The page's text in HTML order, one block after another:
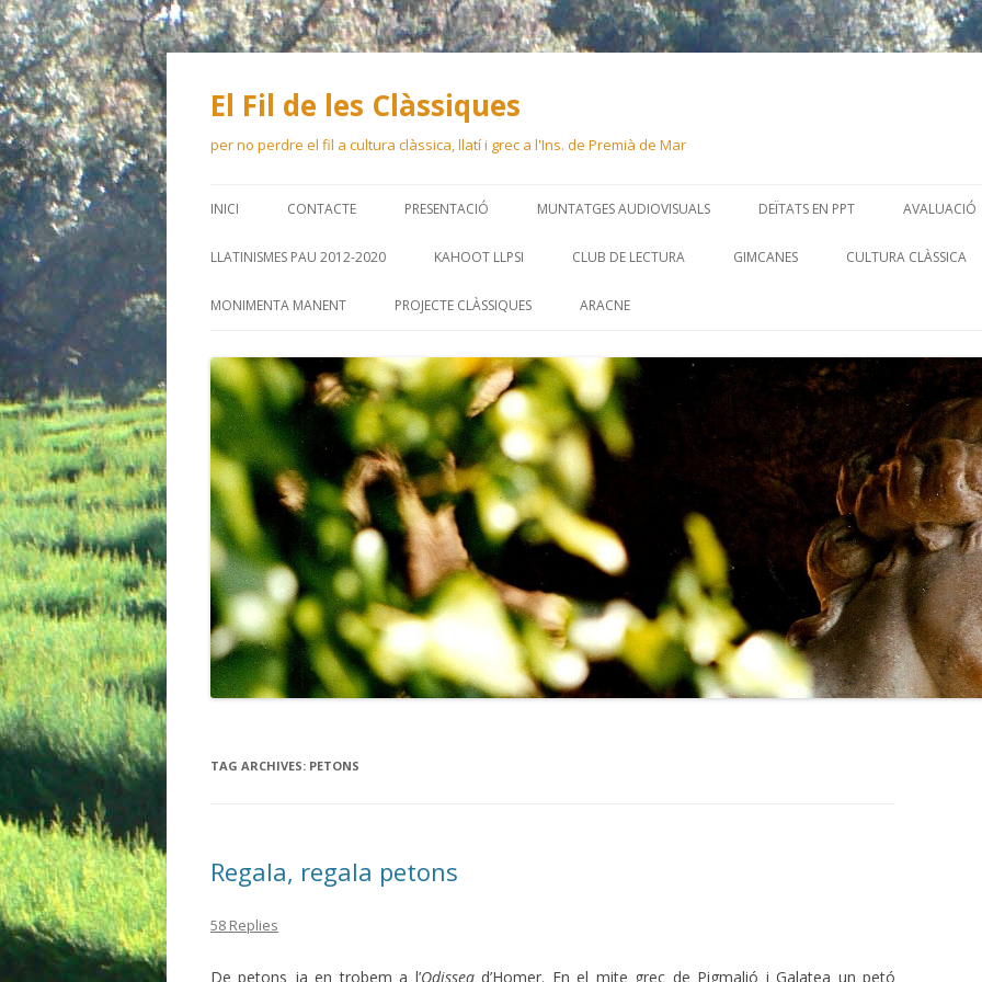
El Fil de les Clàssiques
per no perdre el fil a cultura clàssica, llatí i grec a l'Ins. de Premià de Mar
INICI CONTACTE PRESENTACIÓ MUNTATGES AUDIOVISUALS DEÏTATS EN PPT AVALUACIÓ
LLATINISMES PAU 2012-2020 KAHOOT LLPSI CLUB DE LECTURA GIMCANES CULTURA CLÀSSICA
MONIMENTA MANENT PROJECTE CLÀSSIQUES ARACNE
TAG ARCHIVES: PETONS
Regala, regala petons
58 Replies
De petons ja en trobem a l’Odissead’Homer. En el mite grec de Pigmalió i Galatea un petó